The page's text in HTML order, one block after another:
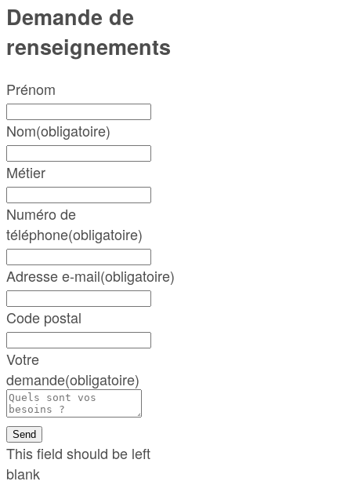
Demande de
renseignements
Prénom
Nom(obligatoire)
Métier
Numéro de
téléphone(obligatoire)
Adresse e-mail(obligatoire)
Code postal
Votre
demande(obligatoire)
Send
This field should be left
blank